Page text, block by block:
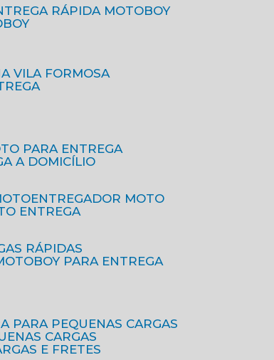
RÁPIDA MOTOBOY
VILA FORMOSA
PARA ENTREGA
A DOMICÍLIO
ENTREGADOR MOTO
ENTREGA
RÁPIDAS
MOTOBOY PARA ENTREGA
PARA PEQUENAS CARGAS
CARGAS
E FRETES